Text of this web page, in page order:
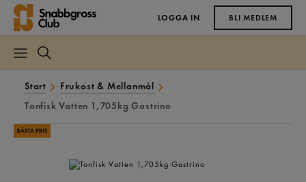
LOGGA IN BLI MEDLEM
Start
Frukost & Mellanmål
Tonfisk Vatten 1,705kg Gastrino